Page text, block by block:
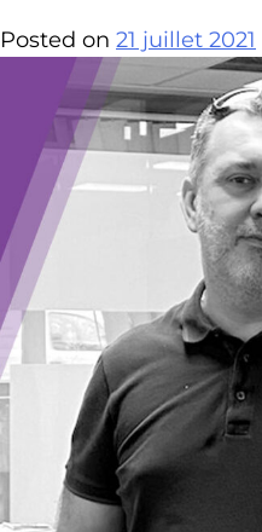
Posted on 21 juillet 2021